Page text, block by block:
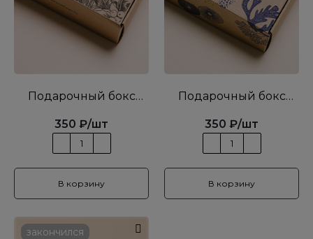
Подарочный бокс
350 ₽/шт
В корзину
Подарочный бокс
350 ₽/шт
В корзину
закончился